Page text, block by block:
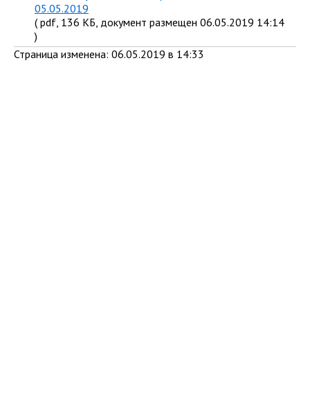
05.05.2019
( pdf, 136 КБ, документ размещен 06.05.2019 14:14
)
Страница изменена: 06.05.2019 в 14:33